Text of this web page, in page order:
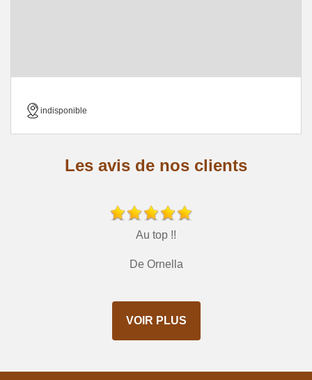
indisponible
Les avis de nos clients
Au top !!
De Ornella
VOIR PLUS